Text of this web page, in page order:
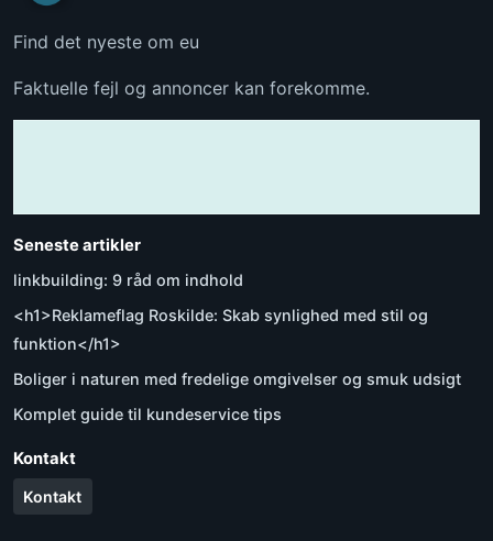
Find det nyeste om eu
Faktuelle fejl og annoncer kan forekomme.
Seneste artikler
linkbuilding: 9 råd om indhold
<h1>Reklameflag Roskilde: Skab synlighed med stil og
funktion</h1>
Boliger i naturen med fredelige omgivelser og smuk udsigt
Komplet guide til kundeservice tips
Kontakt
Kontakt